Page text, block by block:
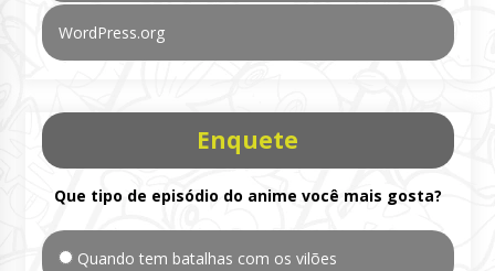
WordPress.org
Enquete
Que tipo de episódio do anime você mais gosta?
Quando tem batalhas com os vilões